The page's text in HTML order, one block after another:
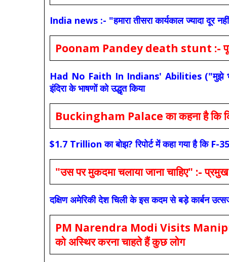
India news :- "हमारा तीसरा कार्यकाल ज्यादा
Poonam Pandey death stunt :- पूनम
Had No Faith In Indians' Abilities ("मुझे
इंदिरा के भाषणों को उद्धृत किया
Buckingham Palace का कहना है कि
$1.7 Trillion का बोझ? रिपोर्ट में कहा गया है
"उस पर मुकदमा चलाया जाना चाहिए" :-
दक्षिण अमेरिकी देश चिली के इस कदम से बड़े कार्बन
PM Narendra Modi Visits Manipur:
को अस्थिर करना चाहते हैं कुछ लोग